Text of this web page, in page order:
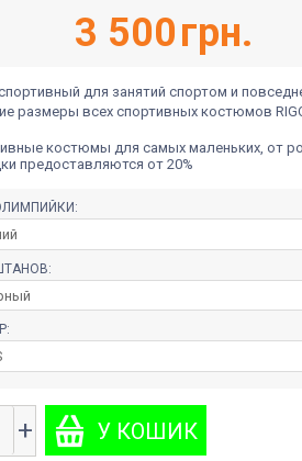
3 500грн.
для занятий спортом и
размеры всех спортивных костюмов
костюмы для самых маленьких, от
предоставляются от 20%
+